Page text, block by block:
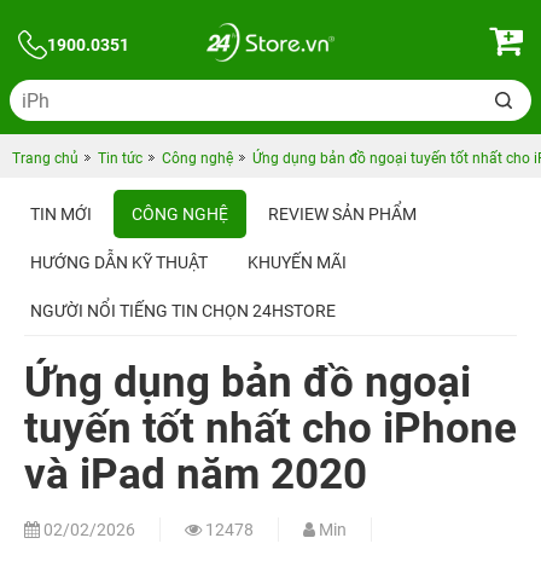
1900.0351
Trang chủ Tin tức Công nghệ Ứng dụng bản đồ ngoại tuyến tốt nhất cho
TIN MỚI CÔNG NGHỆ REVIEW SẢN PHẨM
HƯỚNG DẪN KỸ THUẬT KHUYẾN MÃI
NGƯỜI NỔI TIẾNG TIN CHỌN 24HSTORE
Ứng dụng bản đồ ngoại
tuyến tốt nhất cho iPhone
và iPad năm 2020
02/02/2026 12478 Min